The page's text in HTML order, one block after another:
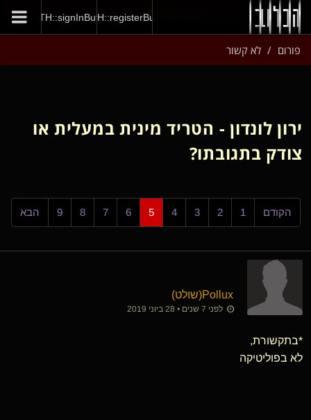
GENERAL::joinNow
AUTH::registerButton
AUTH::signInButton
פורום לא קשור
ירון לונדון - הטריד מינית במעלית או
צודק בתגובתו?
הקודם 1
2
3
4
5
6
7
8
9 הבא
Pollux​(שולט)
לפני 7 שנים • 28 ביוני 2019
*בתקשורת,
לא בפוליטיקה